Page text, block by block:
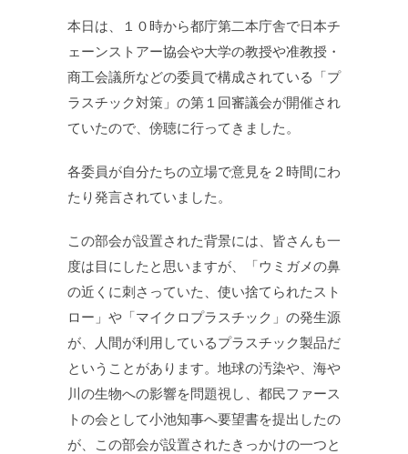
本日は、１０時から都庁第二本庁舎で日本チ
ェーンストアー協会や大学の教授や准教授・
商工会議所などの委員で構成されている「プ
ラスチック対策」の第１回審議会が開催され
ていたので、傍聴に行ってきました。
各委員が自分たちの立場で意見を２時間にわ
たり発言されていました。
この部会が設置された背景には、皆さんも一
度は目にしたと思いますが、「ウミガメの鼻
の近くに刺さっていた、使い捨てられたスト
ロー」や「マイクロプラスチック」の発生源
が、人間が利用しているプラスチック製品だ
ということがあります。地球の汚染や、海や
川の生物への影響を問題視し、都民ファース
トの会として小池知事へ要望書を提出したの
が、この部会が設置されたきっかけの一つと